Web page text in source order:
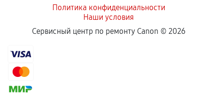
Политика конфиденциальности
Наши условия
Сервисный центр по ремонту Canon © 2026